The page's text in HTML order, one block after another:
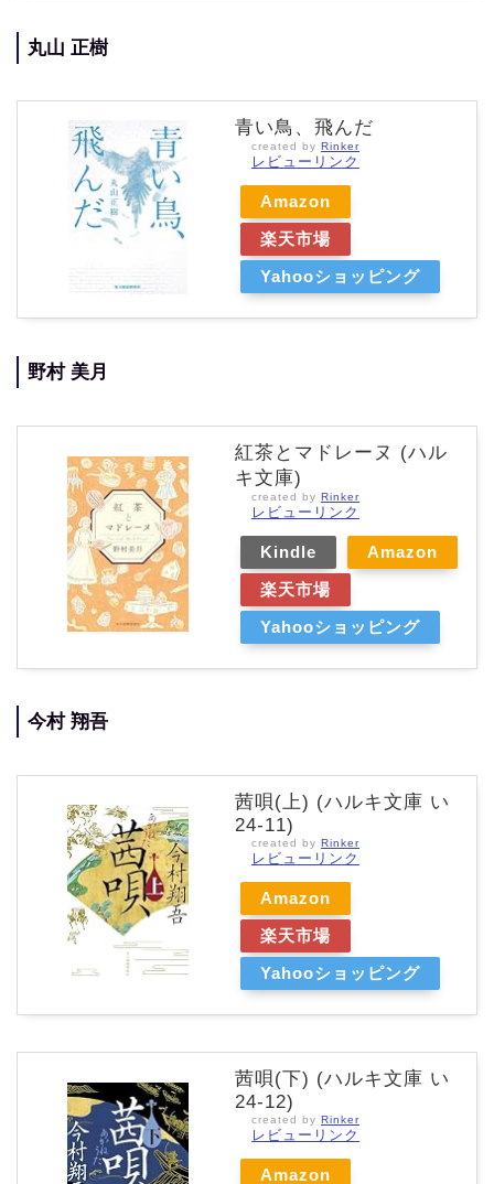
丸山 正樹
青い鳥、飛んだ
created by Rinker
レビューリンク
Amazon
楽天市場
Yahooショッピング
野村 美月
紅茶とマドレーヌ (ハル
キ文庫)
created by Rinker
レビューリンク
Kindle
Amazon
楽天市場
Yahooショッピング
今村 翔吾
茜唄(上) (ハルキ文庫 い
24-11)
created by Rinker
レビューリンク
Amazon
楽天市場
Yahooショッピング
茜唄(下) (ハルキ文庫 い
24-12)
created by Rinker
レビューリンク
Amazon